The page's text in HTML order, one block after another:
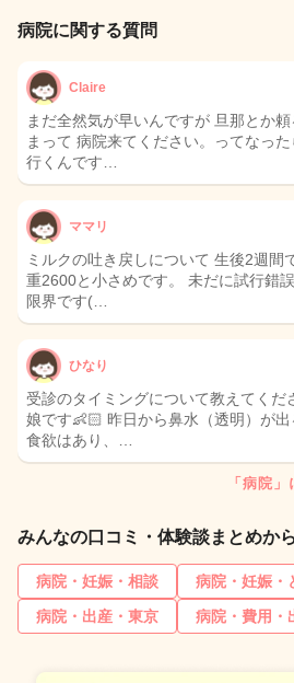
病院に関する質問
Claire
まだ全然気が早いんですが 旦那とか
まって 病院来てください。ってなっ
行くんです…
ママリ
ミルクの吐き戻しについて 生後2週間
重2600と小さめです。 未だに試行錯
限界です(…
ひなり
受診のタイミングについて教えてくだ
娘です👶🏻 昨日から鼻水（透明）が出
食欲はあり、…
「病院
みんなの口コミ・体験談まとめか
病院・妊娠・相談 病院・妊娠・
病院・出産・東京
病院・費用・